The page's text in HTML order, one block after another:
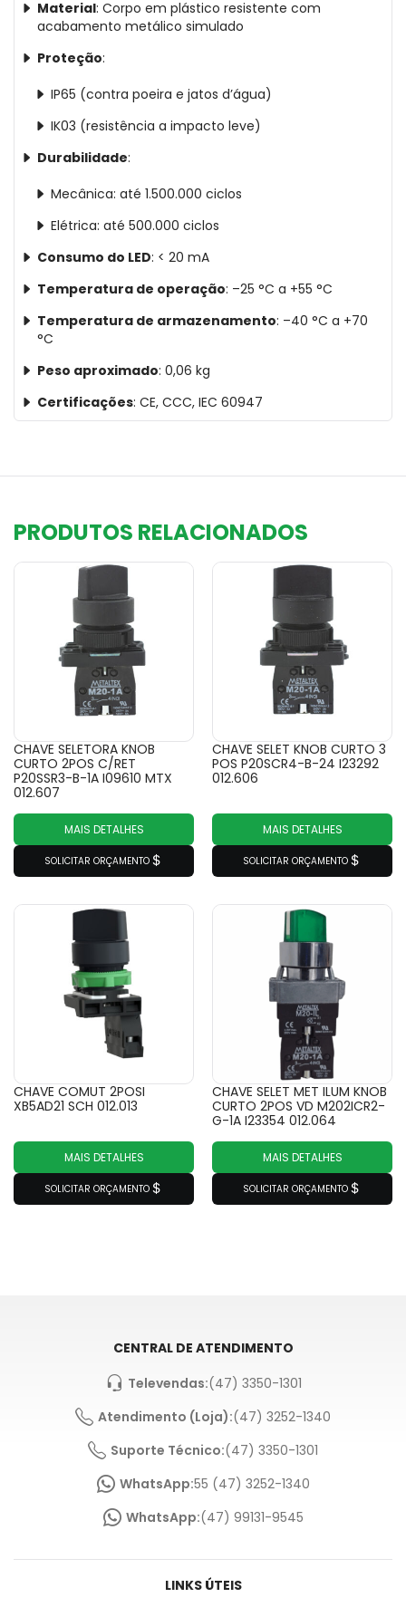
Material: Corpo em plástico resistente com
acabamento metálico simulado
Proteção:
IP65 (contra poeira e jatos d’água)
IK03 (resistência a impacto leve)
Durabilidade:
Mecânica: até 1.500.000 ciclos
Elétrica: até 500.000 ciclos
Consumo do LED: < 20 mA
Temperatura de operação: –25 °C a +55 °C
Temperatura de armazenamento: –40 °C a +70
°C
Peso aproximado: 0,06 kg
Certificações: CE, CCC, IEC 60947
PRODUTOS RELACIONADOS
CHAVE SELETORA KNOB
CURTO 2POS C/RET
P20SSR3-B-1A I09610 MTX
012.607
MAIS DETALHES
SOLICITAR ORÇAMENTO
CHAVE SELET KNOB CURTO 3
POS P20SCR4-B-24 I23292
012.606
MAIS DETALHES
SOLICITAR ORÇAMENTO
CHAVE COMUT 2POSI
XB5AD21 SCH 012.013
MAIS DETALHES
SOLICITAR ORÇAMENTO
CHAVE SELET MET ILUM KNOB
CURTO 2POS VD M202ICR2-
G-1A I23354 012.064
MAIS DETALHES
SOLICITAR ORÇAMENTO
CENTRAL DE ATENDIMENTO
Televendas:(47) 3350-1301
Atendimento (Loja):(47) 3252-1340
Suporte Técnico:(47) 3350-1301
WhatsApp:55 (47) 3252-1340
WhatsApp:(47) 99131-9545
LINKS ÚTEIS